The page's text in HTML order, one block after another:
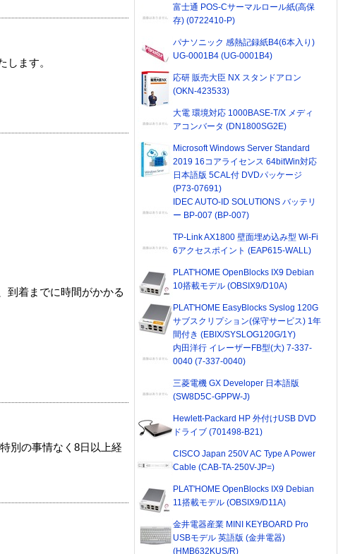
ます。
到着までに時間がかかる
別の事情なく8日以上経
富士通 POS-Cサーマルロール紙(高保
存) (0722410-P)
パナソニック 感熱記録紙B4(6本入り)
UG-0001B4 (UG-0001B4)
応研 販売大臣 NX スタンドアロン
(OKN-423533)
大電 環境対応 1000BASE-T/X メディ
アコンバータ (DN1800SG2E)
Microsoft Windows Server Standard
2019 16コアライセンス 64bitWin対応
日本語版 5CAL付 DVDパッケージ
(P73-07691)
IDEC AUTO-ID SOLUTIONS バッテリ
ー BP-007 (BP-007)
TP-Link AX1800 壁面埋め込み型 Wi-Fi
6アクセスポイント (EAP615-WALL)
PLAT'HOME OpenBlocks IX9 Debian
10搭載モデル (OBSIX9/D10A)
PLAT'HOME EasyBlocks Syslog 120G
サブスクリプション(保守サービス) 1年
間付き (EBIX/SYSLOG120G/1Y)
内田洋行 イレーザーFB型(大) 7-337-
0040 (7-337-0040)
三菱電機 GX Developer 日本語版
(SW8D5C-GPPW-J)
Hewlett-Packard HP 外付けUSB DVD
ドライブ (701498-B21)
CISCO Japan 250V AC Type A Power
Cable (CAB-TA-250V-JP=)
PLAT'HOME OpenBlocks IX9 Debian
11搭載モデル (OBSIX9/D11A)
金井電器産業 MINI KEYBOARD Pro
USBモデル 英語版 (金井電器)
(HMB632KUS/R)